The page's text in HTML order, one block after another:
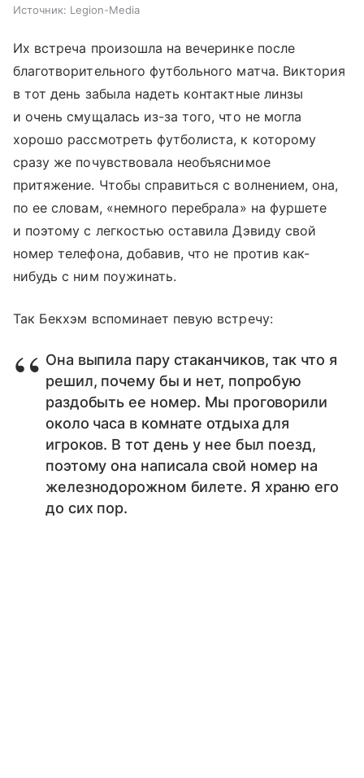
Источник: Legion-Media
Их встреча произошла на вечеринке после
благотворительного футбольного матча. Виктория
в тот день забыла надеть контактные линзы
и очень смущалась из-за того, что не могла
хорошо рассмотреть футболиста, к которому
сразу же почувствовала необъяснимое
притяжение. Чтобы справиться с волнением, она,
по ее словам, «немного перебрала» на фуршете
и поэтому с легкостью оставила Дэвиду свой
номер телефона, добавив, что не против как-
нибудь с ним поужинать.
Так Бекхэм вспоминает певую встречу:
Она выпила пару стаканчиков, так что я
решил, почему бы и нет, попробую
раздобыть ее номер. Мы проговорили
около часа в комнате отдыха для
игроков. В тот день у нее был поезд,
поэтому она написала свой номер на
железнодорожном билете. Я храню его
до сих пор.